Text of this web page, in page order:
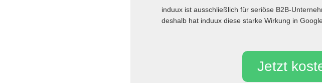
Jetzt
induux ist ausschließlich für seriöse B2B-
deshalb hat induux diese starke Wirkung in